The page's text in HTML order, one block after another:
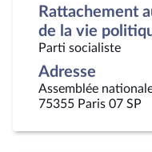
Rattachement
de la vie
Parti socialiste
Adresse
Assemblée
75355 Paris 07 SP